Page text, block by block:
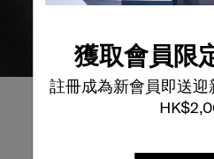
獲取會員限
註冊成為新會員即送